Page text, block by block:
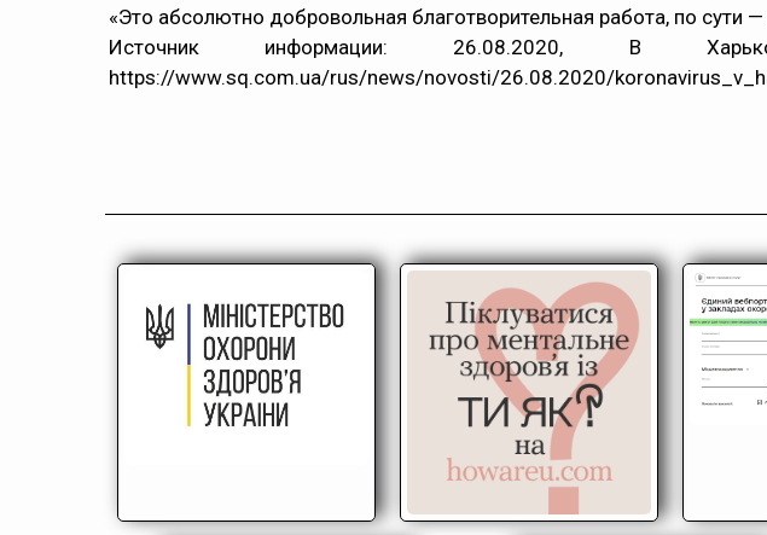
«Это абсолютно добровольная благотворительная работа, по
Источник информации: 26.08.2020, В
https://www.sq.com.ua/rus/news/novosti/26.08.2020/